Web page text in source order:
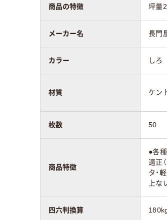
スコア
商品の特徴 坪量
メーカー名 長門
カラー しろ
材質 ケン
枚数 50
商品特徴
●各
適正
タ・
上な
四六判換算